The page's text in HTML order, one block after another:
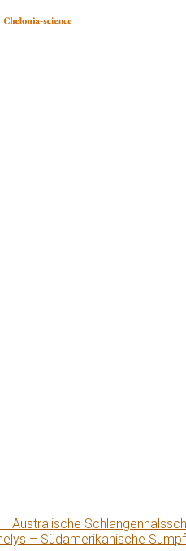
Australische
– Südamerikanische